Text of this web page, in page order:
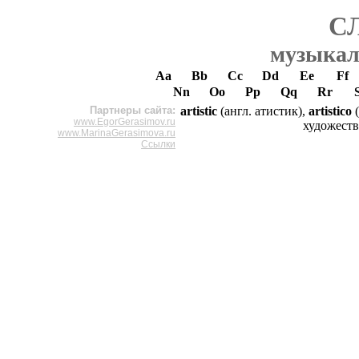
Aa Bb Cc Dd Ee
Ff
Nn
Oo Pp Qq Rr
Партнеры сайта:
www.EgorGerasimov.ru
www.MarinaGerasimova.ru
Ссылки
artistic (англ. атистик), artistico